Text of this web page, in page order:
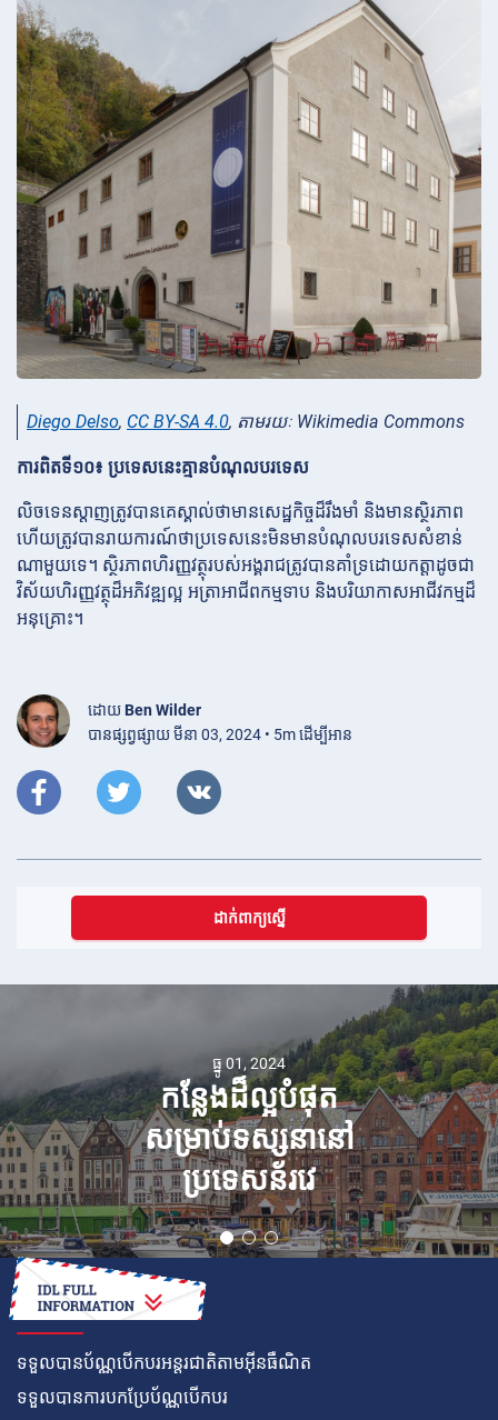
Diego Delso, CC BY-SA 4.0, តាមរយៈ Wikimedia Commons
ការពិតទី១០៖ ប្រទេសនេះគ្មានបំណុលបរទេស
លិចទេនស្តាញត្រូវបានគេស្គាល់ថាមានសេដ្ឋកិច្ចដ៏រឹងមាំ និងមានស្ថិរភាព
ហើយត្រូវបានរាយការណ៍ថាប្រទេសនេះមិនមានបំណុលបរទេសសំខាន់
ណាមួយទេ។ ស្ថិរភាពហិរញ្ញវត្ថុរបស់អង្គរាជត្រូវបានគាំទ្រដោយកត្តាដូចជា
វិស័យហិរញ្ញវត្ថុដ៏អភិវឌ្ឍល្អ អត្រាអាជីពកម្មទាប និងបរិយាកាសអាជីវកម្មដ៏
អនុគ្រោះ។
ដោយ Ben Wilder
បានផ្សព្វផ្សាយ មីនា 03, 2024 • 5m ដើម្បីអាន
ដាក់ពាក្យស្នើ
ធ្នូ 01, 2024
កន្លែងដ៏ល្អបំផុត
សម្រាប់ទស្សនានៅ
ប្រទេសន័រវេ
របៀប
ទទួលបានប័ណ្ណបើកបរអន្តរជាតិតាមអ៊ីនធឺណិត
ទទួលបានការបកប្រែប័ណ្ណបើកបរ